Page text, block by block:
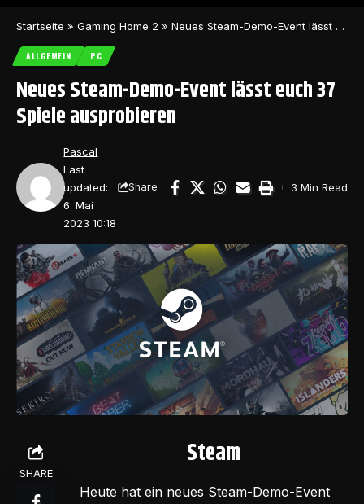
Startseite » Gaming Home 2 » Neues Steam-Demo-Event lässt euch 37 Spiele ausprobieren
ALLGEMEIN PC
Neues Steam-Demo-Event lässt euch 37
Spiele ausprobieren
Last
updated:
6. Mai
2023 10:18
Pascal
Share 3 Min Read
SHARE
Steam
Heute hat ein neues Steam-Demo-Event